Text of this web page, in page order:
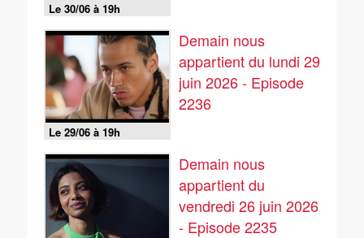
Le 30/06 à 19h
Le 29/06 à 19h
Demain nous
appartient du lundi 29
juin 2026 - Episode
2236
Demain nous
appartient du
vendredi 26 juin 2026
- Episode 2235